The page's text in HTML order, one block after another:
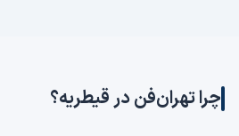
چرا تهران‌فن درقیطریه؟